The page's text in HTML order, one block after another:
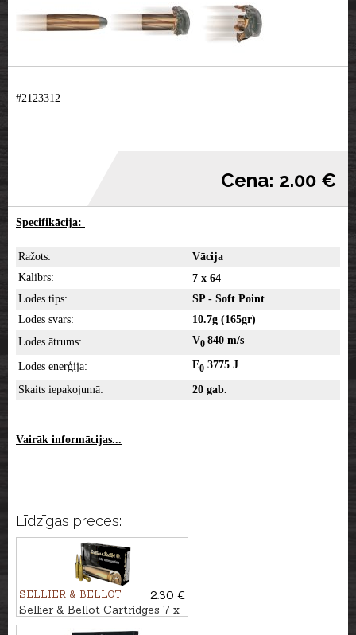
#2123312
Cena: 2.00 €
Specifikācija:
Ražots:
Vācija
Kalibrs:
7 x 64
Lodes tips:
SP - Soft Point
Lodes svars:
10.7g (165gr)
Lodes ātrums:
V0 840 m/s
Lodes enerģija: E0 3775 J
Skaits iepakojumā: 20 gab.
Vairāk informācijas...
Līdzīgas preces:
SELLIER & BELLOT
2.30 €
Sellier & Bellot Cartridges 7 x
64 HPC 10,2g